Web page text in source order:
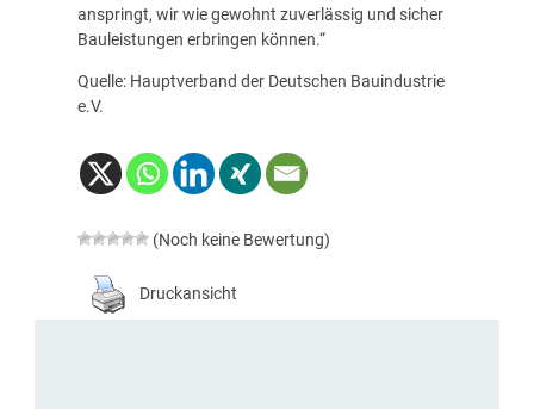
anspringt, wir wie gewohnt zuverlässig und sicher
Bauleistungen erbringen können.“
Quelle: Hauptverband der Deutschen Bauindustrie
e.V.
(Noch keine Bewertung)
Druckansicht